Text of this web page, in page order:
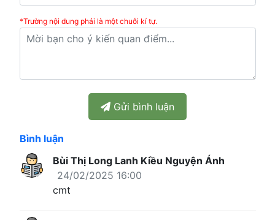
*Trường nội dung phải là một chuỗi kí tự.
Gửi bình luận
Bình luận
Bùi Thị Long Lanh Kiều Nguyện Ánh
24/02/2025 16:00
cmt